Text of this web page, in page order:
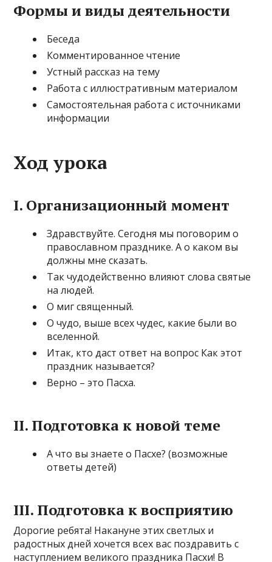
Формы и виды деятельности
Беседа
Комментированное чтение
Устный рассказ на тему
Работа с иллюстративным материалом
Самостоятельная работа с источниками
информации
Ход урока
I. Организационный момент
Здравствуйте. Сегодня мы поговорим о
православном празднике. А о каком вы
должны мне сказать.
Так чудодейственно влияют слова святые
на людей.
О миг священный.
О чудо, выше всех чудес, какие были во
вселенной.
Итак, кто даст ответ на вопрос Как этот
праздник называется?
Верно – это Пасха.
II. Подготовка к новой теме
А что вы знаете о Пасхе? (возможные
ответы детей)
III. Подготовка к восприятию
Дорогие ребята! Накануне этих светлых и
радостных дней хочется всех вас поздравить с
наступлением великого праздника Пасхи! В